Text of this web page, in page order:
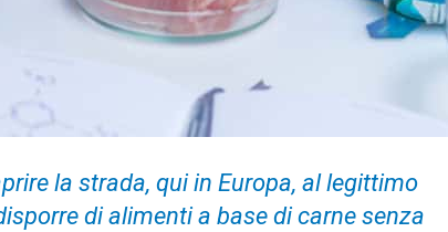
la strada, qui in Europa, al legittimo
di alimenti a base di carne senza